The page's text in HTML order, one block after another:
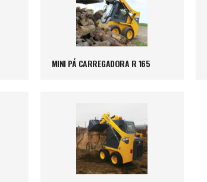
MINI PÁ CARREGADORA R 165